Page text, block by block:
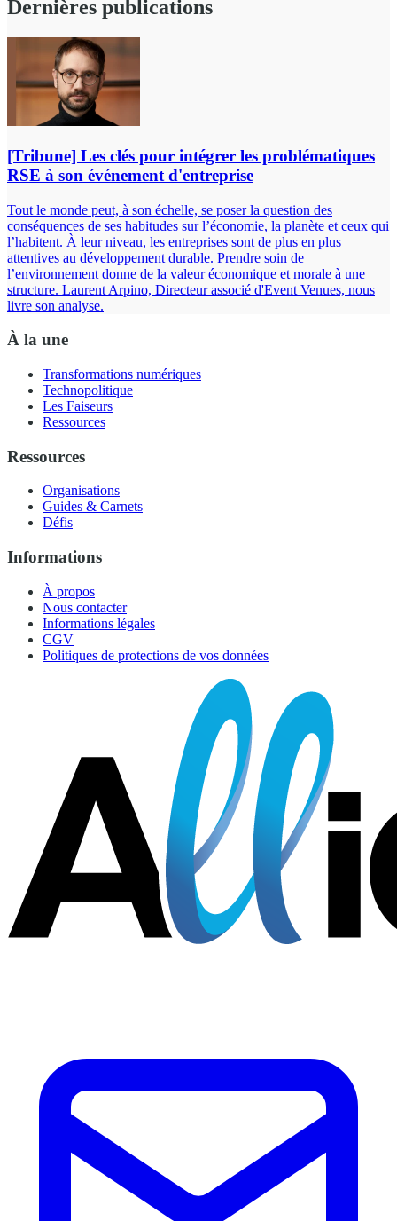
Dernières publications
[Tribune] Les clés pour intégrer les problématiques
RSE à son événement d'entreprise
Tout le monde peut, à son échelle, se poser la question des
conséquences de ses habitudes sur l’économie, la planète et ceux qui
l’habitent. À leur niveau, les entreprises sont de plus en plus
attentives au développement durable. Prendre soin de
l’environnement donne de la valeur économique et morale à une
structure. Laurent Arpino, Directeur associé d'Event Venues, nous
livre son analyse.
À la une
Transformations numériques
Technopolitique
Les Faiseurs
Ressources
Ressources
Organisations
Guides & Carnets
Défis
Informations
À propos
Nous contacter
Informations légales
CGV
Politiques de protections de vos données